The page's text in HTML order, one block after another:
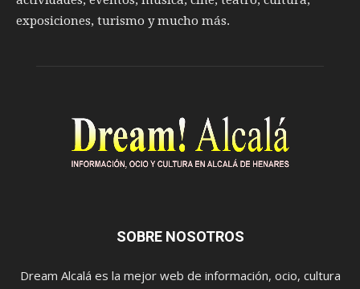
exposiciones, turismo y mucho más.
SOBRE NOSOTROS
Dream Alcalá es la mejor web de información, ocio, cultura